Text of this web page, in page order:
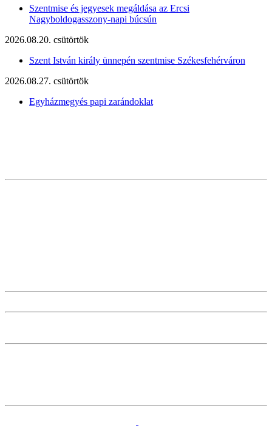
Szentmise és jegyesek megáldása az Ercsi
Nagyboldogasszony-napi búcsún
2026.08.20. csütörtök
Szent István király ünnepén szentmise Székesfehérváron
2026.08.27. csütörtök
Egyházmegyés papi zarándoklat